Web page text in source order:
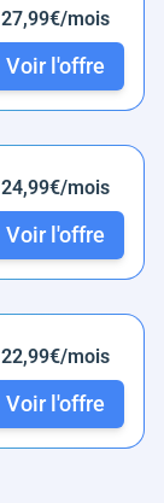
27,99€/mois
Voir l'offre
24,99€/mois
Voir l'offre
22,99€/mois
Voir l'offre